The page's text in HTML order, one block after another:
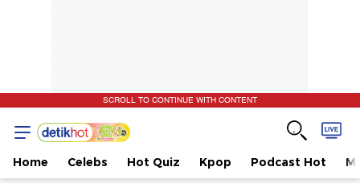
SCROLL TO CONTINUE WITH CONTENT
Home Celebs Hot Quiz Kpop Podcast Hot